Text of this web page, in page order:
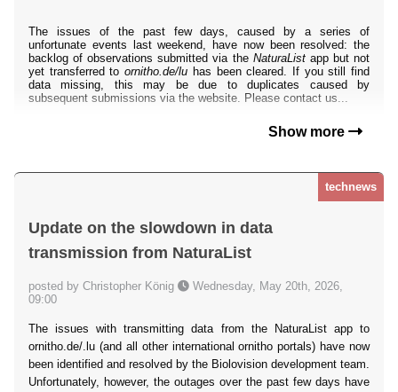
The issues of the past few days, caused by a series of
unfortunate events last weekend, have now been resolved: the
backlog of observations submitted via the NaturaList app but not
yet transferred toornitho.de/lu has been cleared. If you still find
data missing, this may be due to duplicates caused by
subsequent submissions via the website. Please contact us...
Show more
technews
Update on the slowdown in data
transmission from NaturaList
posted by Christopher König
Wednesday, May 20th, 2026,
09:00
The issues with transmitting data from the NaturaList app to
ornitho.de/.lu (and all other international ornitho portals) have now
been identified and resolved by the Biolovision development team.
Unfortunately, however, the outages over the past few days have